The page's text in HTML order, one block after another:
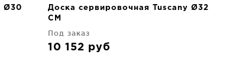
Ø30
Доска сервировочная Tuscany Ø32
CM
Под заказ
10 152 руб